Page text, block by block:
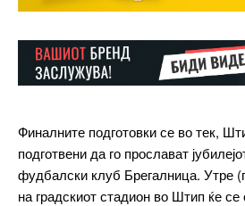
Финалните подготовки се во тек,
подготвени да го прослават
фудбалски клуб Брегалница. Утре
на градскиот стадион во Штип ќе се